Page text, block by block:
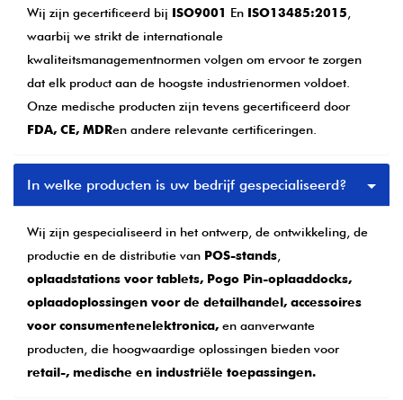
Wij zijn gecertificeerd bij ISO9001 En ISO13485:2015
waarbij we strikt de internationale
kwaliteitsmanagementnormen volgen om ervoor te zorgen
dat elk product aan de hoogste industrienormen voldoet.
Onze medische producten zijn tevens gecertificeerd door
FDA, CE, MDRen andere relevante certificeringen.
In welke producten is uw bedrijf gespecialiseerd?
Wij zijn gespecialiseerd in het ontwerp, de ontwikkeling, de
productie en de distributie van POS-stands
oplaadstations voor tablets, Pogo Pin-oplaaddocks,
oplaadoplossingen voor de detailhandel, accessoires
voor consumentenelektronica, en aanverwante
producten, die hoogwaardige oplossingen bieden voor
retail-, medische en industriële toepassingen.